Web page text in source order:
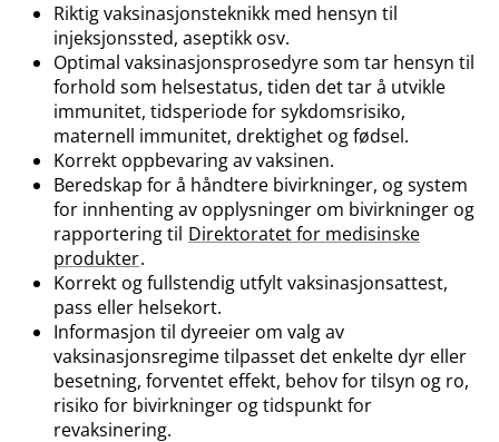
Riktig vaksinasjonsteknikk med hensyn til
injeksjonssted, aseptikk osv.
Optimal vaksinasjonsprosedyre som tar hensyn til
forhold som helsestatus, tiden det tar å utvikle
immunitet, tidsperiode for sykdomsrisiko,
maternell immunitet, drektighet og fødsel.
Korrekt oppbevaring av vaksinen.
Beredskap for å håndtere bivirkninger, og system
for innhenting av opplysninger om bivirkninger og
rapportering til Direktoratet for medisinske
produkter.
Korrekt og fullstendig utfylt vaksinasjonsattest,
pass eller helsekort.
Informasjon til dyreeier om valg av
vaksinasjonsregime tilpasset det enkelte dyr eller
besetning, forventet effekt, behov for tilsyn og ro,
risiko for bivirkninger og tidspunkt for
revaksinering.